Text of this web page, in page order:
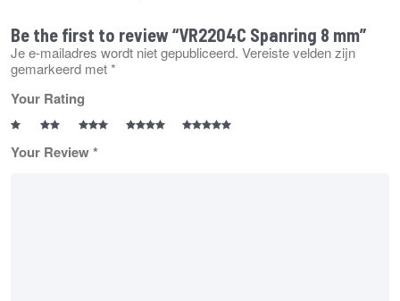
Be the first to review “VR2204C Spanring 8 mm”
Je e-mailadres wordt niet gepubliceerd. Vereiste velden zijn
gemarkeerd met*
Your Rating
Your Review*